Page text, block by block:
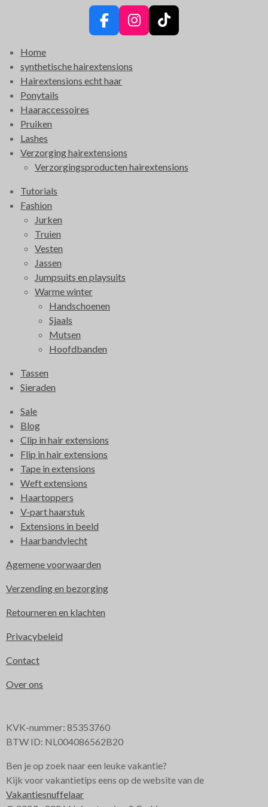
F
e
b
I
T
Home
synthetische hairextensions
Hairextensions echt haar
Ponytails
Haaraccessoires
Pruiken
Lashes
Verzorging hairextensions
Verzorgingsproducten hairextensions
Tutorials
Fashion
Jurken
Truien
Vesten
Jassen
Jumpsuits en playsuits
Warme winter
Handschoenen
Sjaals
Mutsen
Hoofdbanden
Tassen
Sieraden
Sale
Blog
Clip in hair extensions
Flip in hair extensions
Tape in extensions
Weft extensions
Haartoppers
V-part haarstuk
Extensions in beeld
Haarbandvlecht
Agemene voorwaarden
Verzending en bezorging
Retourneren en klachten
Privacybeleid
Contact
Over ons
KVK-nummer: 85353760
BTW ID: NL004086562B20
Ben je op zoek naar een leuke vakantie?
Kijk voor vakantietips eens op de website van de
Vakantiesnuffelaar